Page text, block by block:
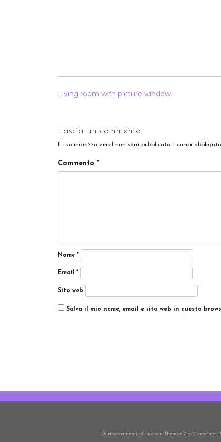
ARTICOLI
Living room with picture window
Lascia un commento
Il tuo indirizzo email non sarà pubblicato. I campi
Commento *
Nome *
Email *
Sito web
Salva il mio nome, email e sito web in questo
Duetiserramenti di Trevisan Thomas Via Marcorina, 18